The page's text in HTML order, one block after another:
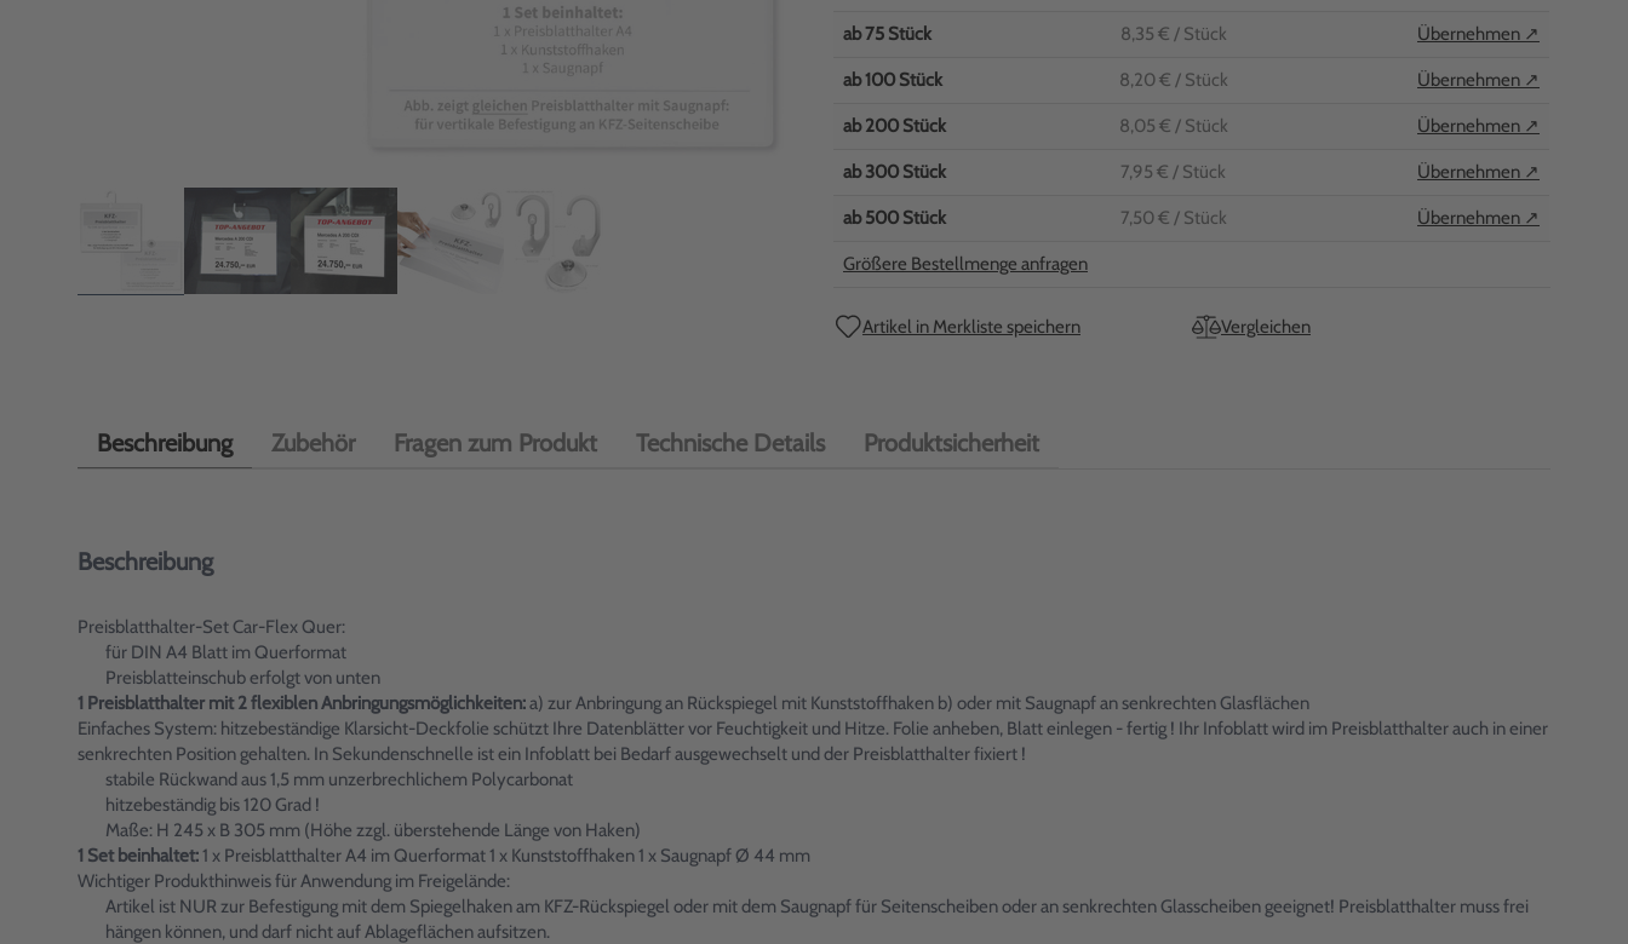
ab75 Stück 8,35 € / Stück Übernehmen ↗
ab100 Stück 8,20 € / Stück Übernehmen ↗
ab200 Stück 8,05 € / Stück Übernehmen ↗
ab300 Stück 7,95 € / Stück Übernehmen ↗
ab500 Stück 7,50 € / Stück Übernehmen ↗
Größere Bestellmenge anfragen
Artikel in Merkliste speichern Vergleichen
Beschreibung Zubehör Fragen zum Produkt Technische Details Produktsicherheit
Beschreibung
Preisblatthalter-Set Car-Flex Quer:
für DIN A4 Blatt im Querformat
Preisblatteinschub erfolgt von unten
1 Preisblatthalter mit 2 flexiblen Anbringungsmöglichkeiten:a) zur Anbringung an Rückspiegel mit Kunststoffhaken b) oder mit Saugnapf an senkrechten Glasflächen
Einfaches System: hitzebeständige Klarsicht-Deckfolie schützt Ihre Datenblätter vor Feuchtigkeit und Hitze. Folie anheben, Blatt einlegen - fertig ! Ihr Infoblatt wird im Preisblatthalter auch in einer
senkrechten Position gehalten. In Sekundenschnelle ist ein Infoblatt bei Bedarf ausgewechselt und der Preisblatthalter fixiert !
stabile Rückwand aus 1,5 mm unzerbrechlichem Polycarbonat
hitzebeständig bis 120 Grad !
Maße: H 245 x B 305 mm (Höhe zzgl. überstehende Länge von Haken)
1 Set beinhaltet:1 x Preisblatthalter A4 im Querformat 1 x Kunststoffhaken 1 x Saugnapf Ø 44 mm
Wichtiger Produkthinweis für Anwendung im Freigelände:
Artikel ist NUR zur Befestigung mit dem Spiegelhaken am KFZ-Rückspiegel oder mit dem Saugnapf für Seitenscheiben oder an senkrechten Glasscheiben geeignet! Preisblatthalter muss frei
hängen können, und darf nicht auf Ablageflächen aufsitzen.